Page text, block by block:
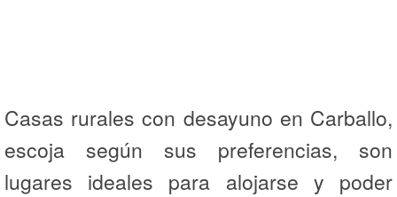
Casas rurales con desayuno en Carballo,
escoja según sus preferencias, son
lugares ideales para alojarse y poder